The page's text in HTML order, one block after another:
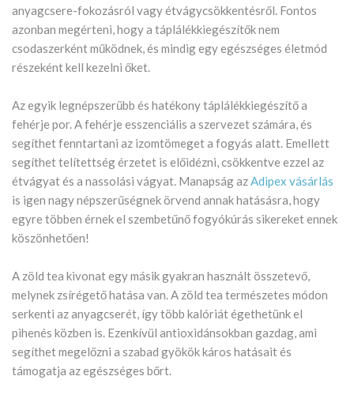
anyagcsere-fokozásról vagy étvágycsökkentésről. Fontos
azonban megérteni, hogy a táplálékkiegészítők nem
csodaszerként működnek, és mindig egy egészséges életmód
részeként kell kezelni őket.
Az egyik legnépszerűbb és hatékony táplálékkiegészítő a
fehérje por. A fehérje esszenciális a szervezet számára, és
segíthet fenntartani az izomtömeget a fogyás alatt. Emellett
segíthet telítettség érzetet is előidézni, csökkentve ezzel az
étvágyat és a nassolási vágyat. Manapság azAdipex vásárlás
is igen nagy népszerűségnek örvend annak hatásásra, hogy
egyre többen érnek el szembetűnő fogyókúrás sikereket ennek
köszönhetően!
A zöld tea kivonat egy másik gyakran használt összetevő,
melynek zsírégető hatása van. A zöld tea természetes módon
serkenti az anyagcserét, így több kalóriát égethetünk el
pihenés közben is. Ezenkívül antioxidánsokban gazdag, ami
segíthet megelőzni a szabad gyökök káros hatásait és
támogatja az egészséges bőrt.